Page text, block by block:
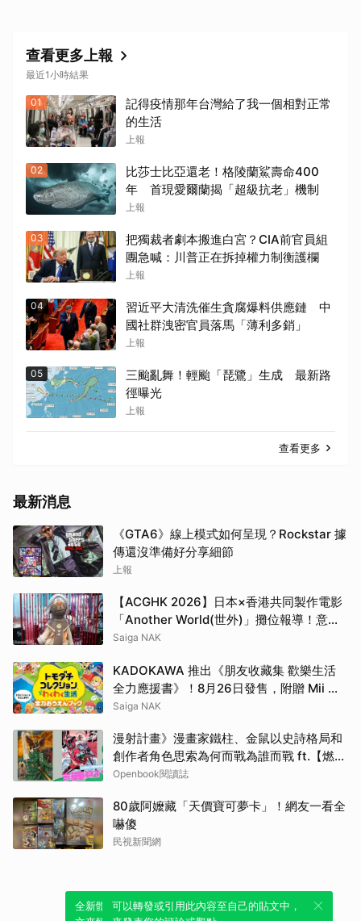
查看更多上報
最近1小時結果
01
記得疫情那年台灣給了我一個相對正常
的生活
上報
02
比莎士比亞還老！格陵蘭鯊壽命400
年 首現愛爾蘭揭「超級抗老」機制
上報
03
把獨裁者劇本搬進白宮？CIA前官員組
團急喊：川普正在拆掉權力制衡護欄
上報
04
習近平大清洗催生貪腐爆料供應鏈 中
國社群洩密官員落馬「薄利多銷」
上報
05
三颱亂舞！輕颱「琵鷺」生成 最新路
徑曝光
上報
查看更多
最新消息
《GTA6》線上模式如何呈現？Rockstar 據
傳還沒準備好分享細節
上報
【ACGHK 2026】日本×香港共同製作電影
「Another World(世外)」攤位報導！意外
發現不知火舞痛車模型
Saiga NAK
KADOKAWA 推出《朋友收藏集 歡樂生活
全力應援書》！8月26日發售，附贈 Mii 商
店 Logo 貼紙
Saiga NAK
漫射計畫》漫畫家鐵柱、金鼠以史詩格局和
創作者角色思索為何而戰為誰而戰 ft.【燃燒
熾烈鬥魂】延伸書單
Openbook閱讀誌
80歲阿嬤藏「天價寶可夢卡」！網友一看全
嚇傻
民視新聞網
全新體驗！一鍵引用此內容，透過發布貼
可以轉發或引用此內容至自己的貼文中，